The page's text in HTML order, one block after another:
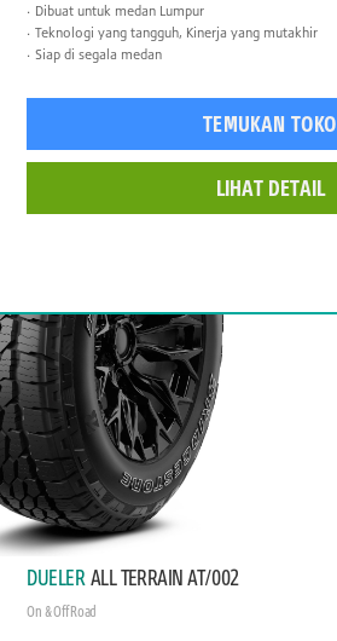
Dibuat untuk medan Lumpur
Teknologi yang tangguh, Kinerja yang mutakhir
Siap di segala medan
TEMUKAN TOKO
LIHAT DETAIL
DUELER ALL TERRAIN AT/002
On & Off Road